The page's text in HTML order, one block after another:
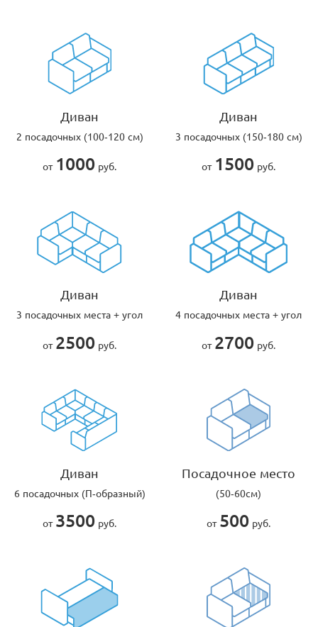
Диван
2 посадочных (100-120 см)
от 1000 руб.
Диван
3 посадочных (150-180 см)
от 1500 руб.
Диван
3 посадочных места + угол
от 2500 руб.
Диван
4 посадочных места + угол
от 2700 руб.
Диван
6 посадочных (П-образный)
от 3500 руб.
Посадочное место
(50-60см)
от 500 руб.